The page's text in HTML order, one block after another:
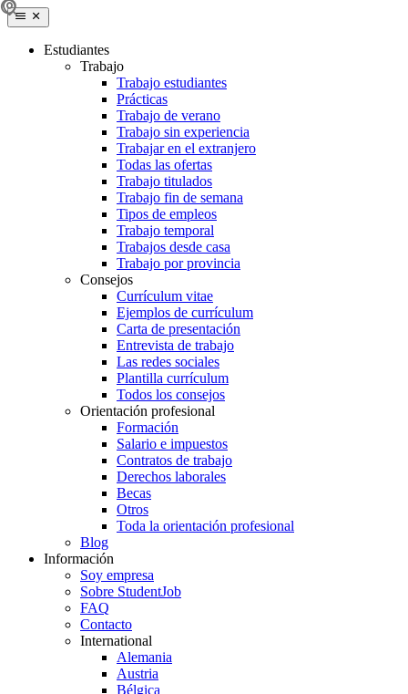
Estudiantes
Trabajo
Trabajo estudiantes
Prácticas
Trabajo de verano
Trabajo sin experiencia
Trabajar en el extranjero
Todas las ofertas
Trabajo titulados
Trabajo fin de semana
Tipos de empleos
Trabajo temporal
Trabajos desde casa
Trabajo por provincia
Consejos
Currículum vitae
Ejemplos de currículum
Carta de presentación
Entrevista de trabajo
Las redes sociales
Plantilla currículum
Todos los consejos
Orientación profesional
Formación
Salario e impuestos
Contratos de trabajo
Derechos laborales
Becas
Otros
Toda la orientación profesional
Blog
Información
Soy empresa
Sobre StudentJob
FAQ
Contacto
International
Alemania
Austria
Bélgica